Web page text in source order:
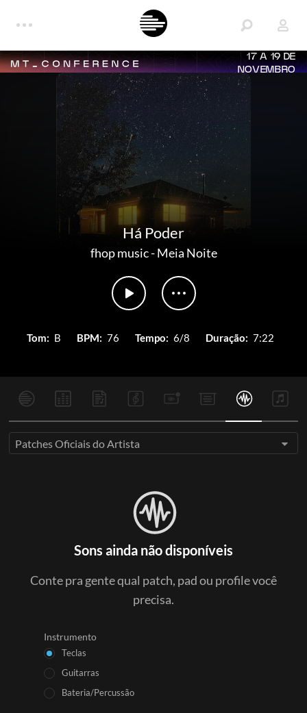
17 A 19 DE
NOVEMBRO
Há Poder
fhop music-Meia Noite
Tom: B BPM: 76 Tempo: 6/8 Duração: 7:22
Patches Oficiais do Artista
Sons ainda não disponíveis
Conte pra gente qual patch, pad ou profile você
precisa.
Instrumento
Teclas
Guitarras
Bateria/Percussão